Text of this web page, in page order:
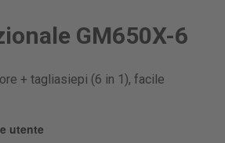
GM650X-6
+ tagliasiepi (6 in 1), facile
utente